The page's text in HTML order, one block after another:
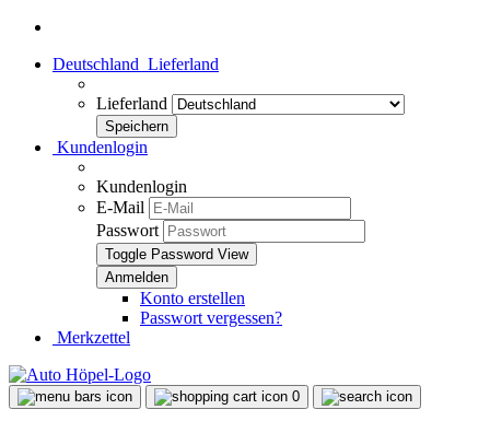
Deutschland Lieferland
Lieferland
Kundenlogin
Kundenlogin
E-Mail
Passwort
Toggle Password View
Konto erstellen
Passwort vergessen?
Merkzettel
0